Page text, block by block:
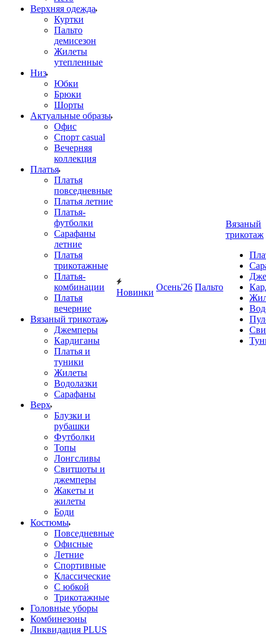
Верхняя одежда
Куртки
Пальто
демисезон
Жилеты
утепленные
Низ
Юбки
Брюки
Шорты
Актуальные образы
Офис
Спорт casual
Вечерняя
коллекция
Платья
Платья
повседневные
Платья летние
Платья-
футболки
Сарафаны
летние
Платья
трикотажные
Платья-
комбинации
Платья
вечерние
Вязаный трикотаж
Джемперы
Кардиганы
Платья и
туники
Жилеты
Водолазки
Сарафаны
Верх
Блузки и
рубашки
Футболки
Топы
Лонгсливы
Свитшоты и
джемперы
Жакеты и
жилеты
Боди
Костюмы
Повседневные
Офисные
Летние
Спортивные
Классические
С юбкой
Трикотажные
Головные уборы
Комбинезоны
Ликвидация PLUS
Новинки
Осень'26 Пальто
Вязаный
трикотаж